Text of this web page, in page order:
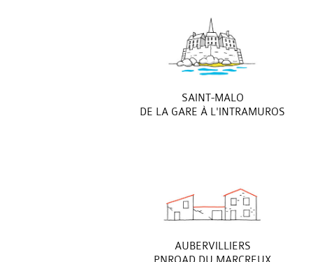
SAINT-MALO
DE LA GARE À L'INTRAMUROS
AUBERVILLIERS